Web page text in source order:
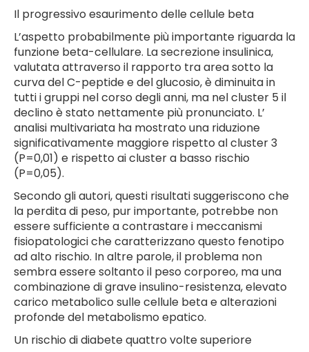
Il progressivo esaurimento delle cellule beta
L’aspetto probabilmente più importante riguarda la
funzione beta-cellulare. La secrezione insulinica,
valutata attraverso il rapporto tra area sotto la
curva del C-peptide e del glucosio, è diminuita in
tutti i gruppi nel corso degli anni, ma nel cluster 5 il
declino è stato nettamente più pronunciato. L’
analisi multivariata ha mostrato una riduzione
significativamente maggiore rispetto al cluster 3
(P=0,01) e rispetto ai cluster a basso rischio
(P=0,05).
Secondo gli autori, questi risultati suggeriscono che
la perdita di peso, pur importante, potrebbe non
essere sufficiente a contrastare i meccanismi
fisiopatologici che caratterizzano questo fenotipo
ad alto rischio. In altre parole, il problema non
sembra essere soltanto il peso corporeo, ma una
combinazione di grave insulino-resistenza, elevato
carico metabolico sulle cellule beta e alterazioni
profonde del metabolismo epatico.
Un rischio di diabete quattro volte superiore